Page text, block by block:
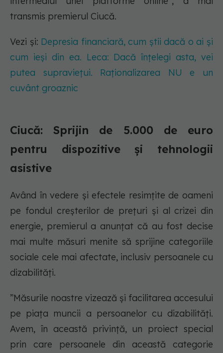
transmis premierul Ciucă.
Vezi și: Depresia financiară, cum știi dacă o ai și
cum ieși din ea. Leca: Dacă înțelegi asta, vei
putea supraviețui. Raționalizarea NU e un
cuvânt groaznic
Ciucă: Sprijin de 5.000 de euro
pentru dispozitive și tehnologii
asistive
Având în vedere și efectele resimțite de oameni
pe fondul creșterilor de prețuri și al crizei din
energie, premierul a anunțat că au fost decise
mai multe măsuri menite să sprijine categoriile
sociale cele mai afectate, inclusiv persoanele cu
dizabilități.
”Măsurile noastre vizează și facilitarea accesului
pe piața muncii a persoanelor cu dizabilități.
Avem, în această privință, un proiect special
prin care persoanele din această categorie